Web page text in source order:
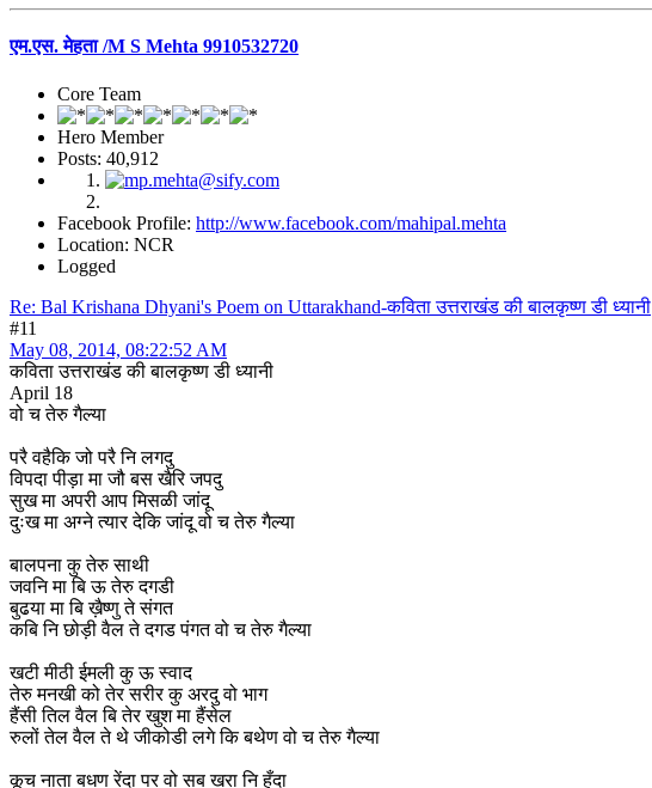
एम.एस. मेहता /M S Mehta 9910532720
Core Team
Hero Member
Posts: 40,912
Facebook Profile: http://www.facebook.com/mahipal.mehta
Location: NCR
Logged
Re: Bal Krishana Dhyani's Poem on Uttarakhand-कविता उत्तराखंड की बालकृष्ण डी ध्यानी
#11
May 08, 2014, 08:22:52 AM
कविता उत्तराखंड की बालकृष्ण डी ध्यानी
April 18
वो च तेरु गैल्या
परै वहैकि जो परै नि लगदु
विपदा पीड़ा मा जौ बस खैरि जपदु
सुख मा अपरी आप मिसळी जांदू
दुःख मा अग्ने त्यार देकि जांदू वो च तेरु गैल्या
बालपना कु तेरु साथी
जवनि मा बि ऊ तेरु दगडी
बुढया मा बि ख़ैष्णु ते संगत
कबि नि छोड़ी वैल ते दगड पंगत वो च तेरु गैल्या
खटी मीठी ईमली कु ऊ स्वाद
तेरु मनखी को तेर सरीर कु अरदु वो भाग
हैंसी तिल वैल बि तेर खुश मा हैंसेल
रुलों तेल वैल ते थे जीकोडी लगे कि बथेण वो च तेरु गैल्या
कूच नाता बधण रेंदा पर वो सब खरा नि हुँदा